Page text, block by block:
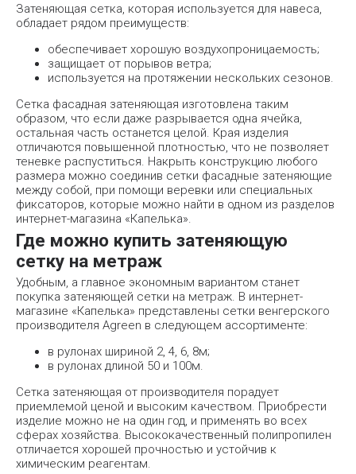
Затеняющая сетка, которая используется для навеса,
обладает рядом преимуществ:
обеспечивает хорошую воздухопроницаемость;
защищает от порывов ветра;
используется на протяжении нескольких сезонов.
Сетка фасадная затеняющая изготовлена таким
образом, что если даже разрывается одна ячейка,
остальная часть останется целой. Края изделия
отличаются повышенной плотностью, что не позволяет
теневке распуститься. Накрыть конструкцию любого
размера можно соединив сетки фасадные затеняющие
между собой, при помощи веревки или специальных
фиксаторов, которые можно найти в одном из разделов
интернет-магазина «Капелька».
Где можно купить затеняющую
сетку на метраж
Удобным, а главное экономным вариантом станет
покупка затеняющей сетки на метраж. В интернет-
магазине «Капелька» представлены сетки венгерского
производителя Agreen в следующем ассортименте:
в рулонах шириной 2, 4, 6, 8м;
в рулонах длиной 50 и 100м.
Сетка затеняющая от производителя порадует
приемлемой ценой и высоким качеством. Приобрести
изделие можно не на один год, и применять во всех
сферах хозяйства. Высококачественный полипропилен
отличается хорошей прочностью и устойчив к
химическим реагентам.